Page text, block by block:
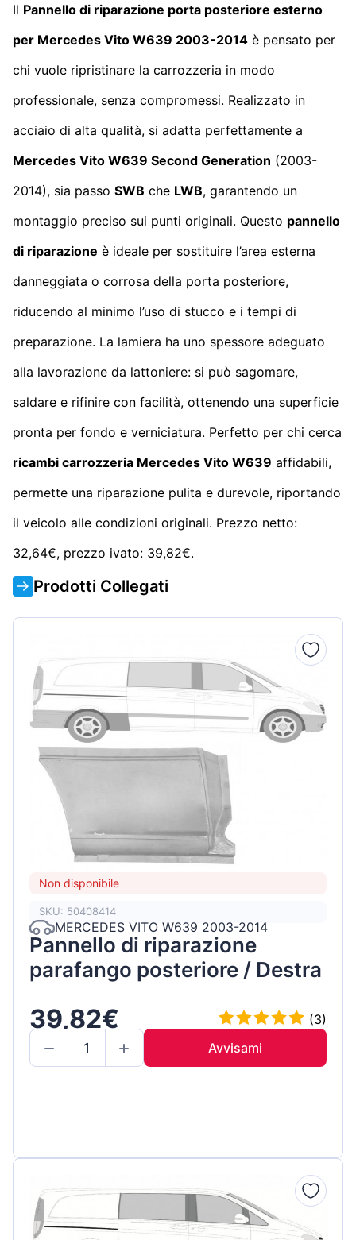
Il Pannello di riparazione porta posteriore esterno
per Mercedes Vito W639 2003-2014 è pensato per
chi vuole ripristinare la carrozzeria in modo
professionale, senza compromessi. Realizzato in
acciaio di alta qualità, si adatta perfettamente a
Mercedes Vito W639 Second Generation (2003-
2014), sia passo SWB che LWB, garantendo un
montaggio preciso sui punti originali. Questo pannello
di riparazione è ideale per sostituire l’area esterna
danneggiata o corrosa della porta posteriore,
riducendo al minimo l’uso di stucco e i tempi di
preparazione. La lamiera ha uno spessore adeguato
alla lavorazione da lattoniere: si può sagomare,
saldare e rifinire con facilità, ottenendo una superficie
pronta per fondo e verniciatura. Perfetto per chi cerca
ricambi carrozzeria Mercedes Vito W639 affidabili,
permette una riparazione pulita e durevole, riportando
il veicolo alle condizioni originali. Prezzo netto:
32,64€, prezzo ivato: 39,82€.
Prodotti Collegati
Non disponibile
SKU: 50408414
MERCEDES VITO W639 2003-2014
Pannello di riparazione
parafango posteriore / Destra
39,82€
(3)
Avvisami